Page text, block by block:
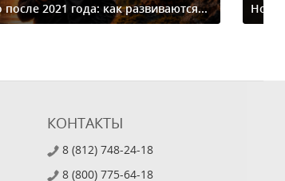
2021 года: как развиваются...
КОНТАКТЫ
8 (812) 748-24-18
8 (800) 775-64-18